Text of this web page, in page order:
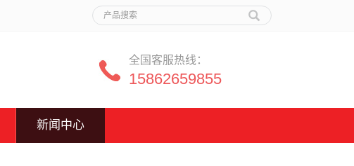
全国客服热线：
15862659855
新闻中心